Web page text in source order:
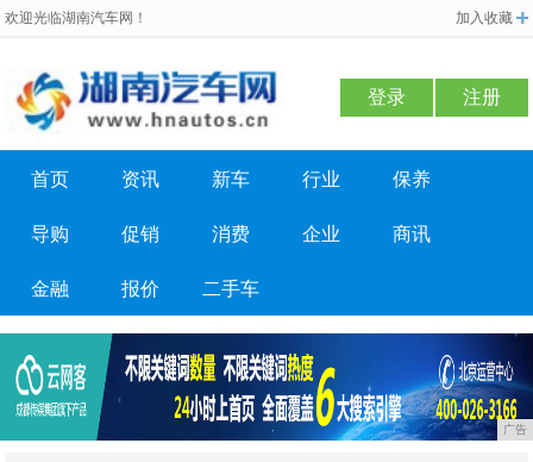
欢迎光临湖南汽车网！ 加入收藏
登录 注册
首页 资讯 新车 行业 保养
导购 促销 消费 企业 商讯
金融 报价 二手车
广告